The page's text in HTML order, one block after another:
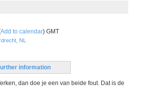
Add to calendar) GMT
NL
information
dan doe je een van beide fout. Dat is de